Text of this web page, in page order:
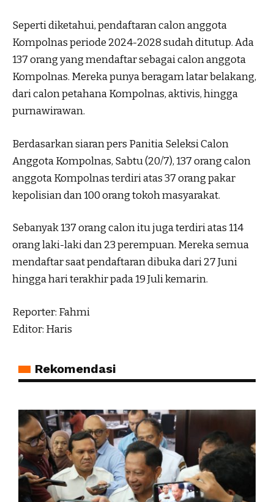
Seperti diketahui, pendaftaran calon anggota
Kompolnas periode 2024-2028 sudah ditutup. Ada
137 orang yang mendaftar sebagai calon anggota
Kompolnas. Mereka punya beragam latar belakang,
dari calon petahana Kompolnas, aktivis, hingga
purnawirawan.
Berdasarkan siaran pers Panitia Seleksi Calon
Anggota Kompolnas, Sabtu (20/7), 137 orang calon
anggota Kompolnas terdiri atas 37 orang pakar
kepolisian dan 100 orang tokoh masyarakat.
Sebanyak 137 orang calon itu juga terdiri atas 114
orang laki-laki dan 23 perempuan. Mereka semua
mendaftar saat pendaftaran dibuka dari 27 Juni
hingga hari terakhir pada 19 Juli kemarin.
Reporter: Fahmi
Editor: Haris
Rekomendasi